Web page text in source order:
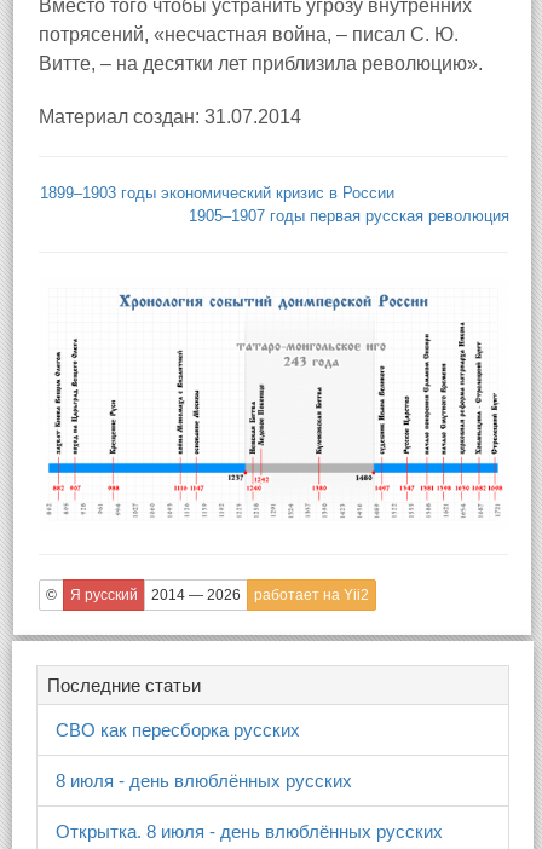
Вместо того чтобы устранить угрозу внутренних
потрясений, «несчастная война, – писал С. Ю.
Витте, – на десятки лет приблизила революцию».
Материал создан: 31.07.2014
1899–1903 годы экономический кризис в России
1905–1907 годы первая русская революция
© Я русский 2014 — 2026 работает на Yii2
Последние статьи
СВО как пересборка русских
8 июля - день влюблённых русских
Открытка. 8 июля - день влюблённых русских